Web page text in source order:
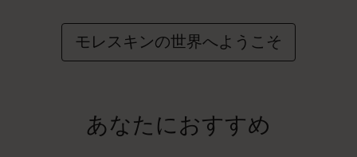
モレスキンの世界へようこそ
あなたにおすすめ